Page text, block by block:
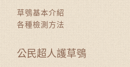
草鴞基本介紹
各種檢測方法
公民超人護草鴞